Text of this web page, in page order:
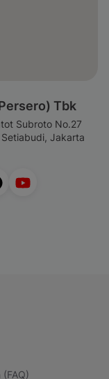
Tbk
Subroto No.27
Jakarta